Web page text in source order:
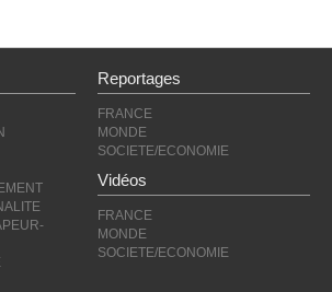
Reportages
FRANCE
MONDE
SOCIETE/ECONOMIE
Vidéos
FRANCE
MONDE
SOCIETE/ECONOMIE